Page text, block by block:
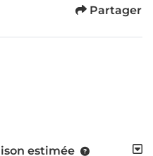
Partager
estimée